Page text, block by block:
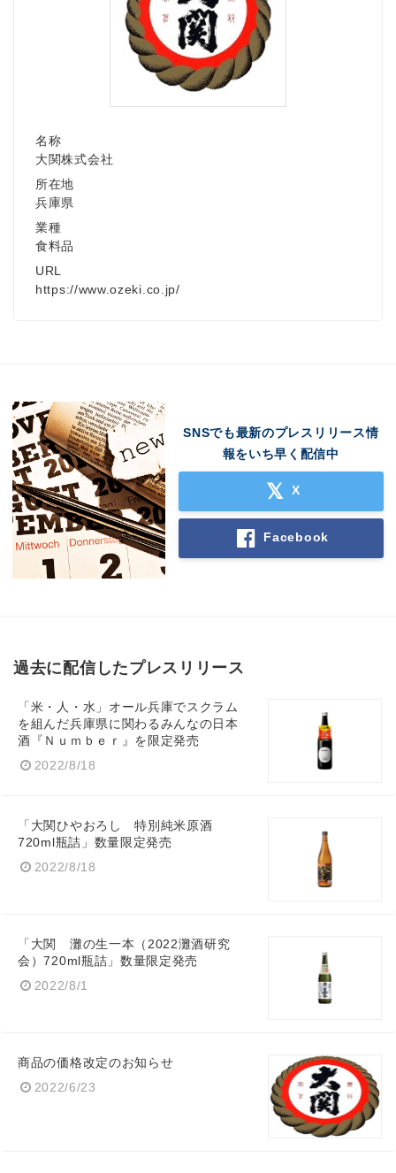
名称
大関株式会社
所在地
兵庫県
業種
食料品
URL
https://www.ozeki.co.jp/
SNSでも最新のプレスリリース情
報をいち早く配信中
X
Facebook
過去に配信したプレスリリース
「米・人・水」オール兵庫でスクラム
を組んだ兵庫県に関わるみんなの日本
酒『Ｎｕｍｂｅｒ』を限定発売
2022/8/18
「大関ひやおろし 特別純米原酒
720ml瓶詰」数量限定発売
2022/8/18
「大関 灘の生一本（2022灘酒研究
会）720ml瓶詰」数量限定発売
2022/8/1
商品の価格改定のお知らせ
2022/6/23